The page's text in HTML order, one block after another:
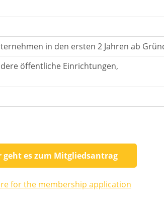
in den ersten 2 Jahren ab
öffentliche Einrichtungen,
geht es zum Mitgliedsantrag
for the membership application